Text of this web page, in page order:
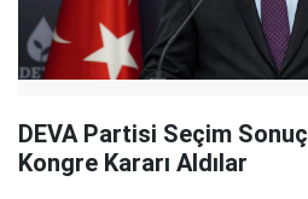
DEVA Partisi Seçim
Kongre Kararı Aldılar